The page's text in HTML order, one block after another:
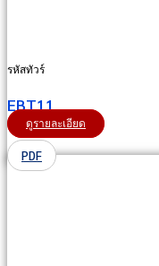
รหัสทัวร์
EBT11
ดูรายละเอียด
PDF